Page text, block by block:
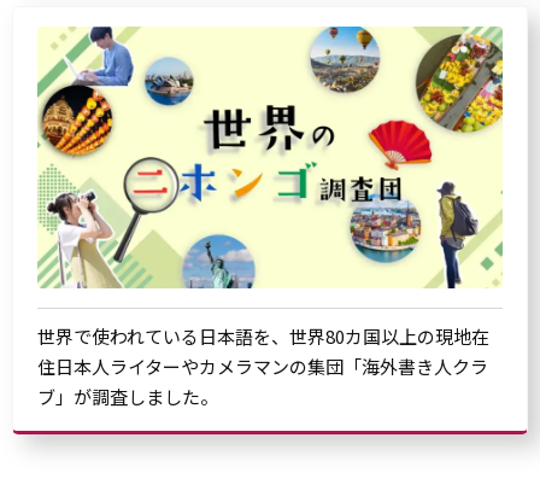
世界で使われている日本語を、世界80カ国以上の現地在
住日本人ライターやカメラマンの集団「海外書き人クラ
ブ」が調査しました。